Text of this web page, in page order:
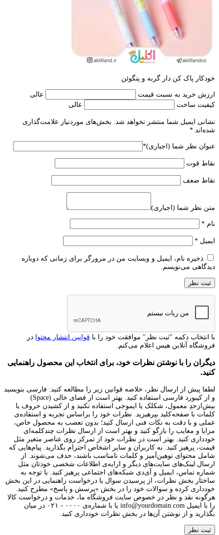
خودکار پاک کن دار گربه و پنگوئن
ارزش خرید به نسبت قیمت
عالی
کیفیت ساخت
عالی
نشانی ایمیل شما منتشر نخواهد شد. بخش‌های موردنیاز علامت‌گذاری
شده‌اند *
عنوان نظر شما (اجباری)*
نقاط قوت
نقاط ضعف
متن نظر شما (اجباری)
نام *
ایمیل *
ذخیره نام، ایمیل و وبسایت من در مرورگر برای زمانی که دوباره
دیدگاهی می‌نویسم.
با انتخاب دکمه "ثبت نظر" موافقت خود را با قوانین انتشار محتوا در
فروشگاه آنلاین هیس اعلام می‌کنم.
دیگران را با نوشتن نظرات خود، برای انتخاب این محصول راهنمایی
کنید.
لطفا پیش از ارسال نظر، خلاصه قوانین زیر را مطالعه کنید: فارسی بنویسید
و از کیبورد فارسی استفاده کنید. بهتر است از فضای خالی (Space)
بیش‌از‌حدِ معمول، شکلک یا ایموجی استفاده نکنید و از کشیدن حروف یا
کلمات با صفحه‌کلید بپرهیزید. نظرات خود را براساس تجربه و استفاده‌ی
عملی و با دقت به نکات فنی ارسال کنید؛ بدون تعصب به محصول خاص،
مزایا و معایب را بازگو کنید و بهتر است از ارسال نظرات چندکلمه‌‌ای
خودداری کنید. بهتر است در نظرات خود از تمرکز روی عناصر متغیر مثل
قیمت، پرهیز کنید. به کاربران و سایر اشخاص احترام بگذارید. پیام‌هایی که
شامل محتوای توهین‌آمیز و کلمات نامناسب باشند، حذف می‌شوند. از
ارسال لینک‌های سایت‌های دیگر و ارایه‌ی اطلاعات شخصی خودتان مثل
شماره تماس، ایمیل و آی‌دی شبکه‌های اجتماعی پرهیز کنید. با توجه به
ساختار بخش نظرات، از پرسیدن سوال یا درخواست راهنمایی در این بخش
خودداری کرده و سوالات خود را در بخش «پرسش و پاسخ» مطرح کنید.
هرگونه نقد و نظر در خصوص سایت فروشگاه ما، خدمات و درخواست کالا
را با ایمیل info@yourdomain.com یا با شماره‌ی ۰۰۰۰ - ۰۲۱ در میان
بگذارید و از نوشتن آن‌ها در بخش نظرات خودداری کنید.
ثبت نظر